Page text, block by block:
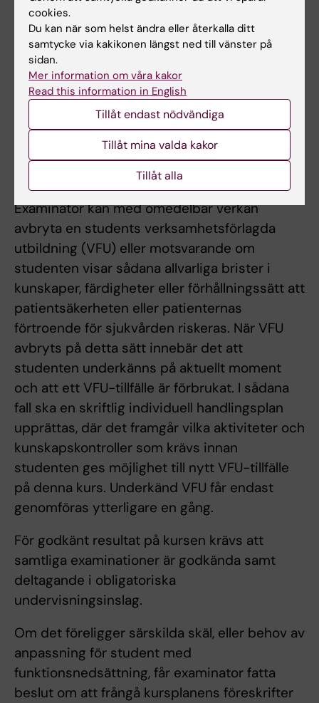
Under verksamhetsförlagd utbildning sker en
fortlöpande bedömning av den studerandes
prestationer. Mitt- och slutbedömning ska
genomföras. Handledare på VFU ger underlag
för bedömning i bedömningsformulär. Vid risk
för underkännande av student ska en skriftlig
individuell handlingsplan upprättas av
ansvarig lärare tillsammans med handledare
och delges studenten.
Examinator kan med omedelbar verkan
avbryta en students verksamhetsförlagda
utbildning (VFU) eller motsvarande om
studenten visar sådana allvarliga brister i
kunskaper, färdigheter eller förhållningssätt att
patientsäkerheten eller patienternas
förtroende för sjukvården riskeras. När VFU
avbryts på detta sätt innebär det att
studenten underkänns på aktuellt moment
och att ett VFU-tillfälle är förbrukat. I sådana
fall ska en skriftlig individuell handlingsplan
upprättas, där det framgår vilka aktiviteter och
kunskapskontroller som krävs innan
studenten ges möjlighet till nytt VFU-tillfälle
på denna kurs. Underkänd VFU får endast
genomföras ytterligare en gång.
För godkänt resultat på kursen krävs att
samtliga examinationer är godkända samt
deltagande i obligatoriska
undervisningsinslag.
Om det föreligger särskilda skäl, eller behov av
anpassning för student med
funktionsnedsättning, får examinator fatta
beslut om att frångå kursplanens föreskrifter
cookies.
Du kan när som helst ändra eller återkalla ditt
samtycke via kakikonen längst ned till vänster på
sidan.
Mer information om våra kakor
Read this information in English
Tillåt endast nödvändiga
Tillåt mina valda kakor
Tillåt alla